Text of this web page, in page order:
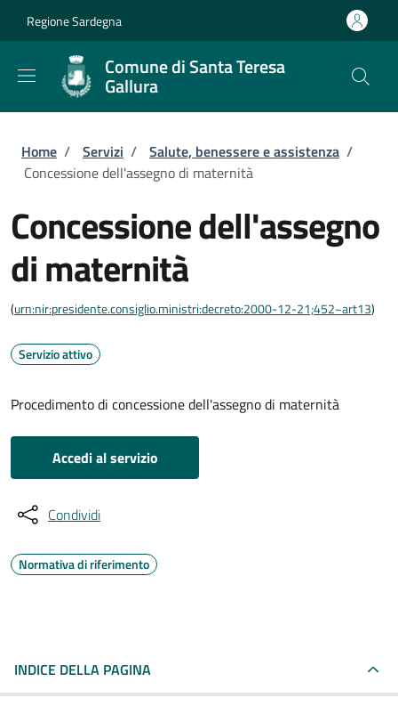
Regione Sardegna
Comune di Santa Teresa
Gallura
Briciole di pane
Home / Servizi / Salute, benessere e assistenza /
Concessione dell'assegno di maternità
Concessione dell'assegno
di maternità
(urn:nir:presidente.consiglio.ministri:decreto:2000-12-21;452~art13)
Servizio attivo
Procedimento di concessione dell'assegno di maternità
Accedi al servizio
Condividi
Normativa di riferimento
INDICE DELLA PAGINA